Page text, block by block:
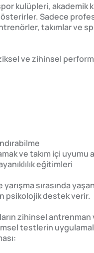
kulüpleri, akademik
Sadece
takımlar ve
ve zihinsel
ve takım içi uyumu
eğitimleri
sırasında
psikolojik destek verir.
zihinsel antrenman
testlerin